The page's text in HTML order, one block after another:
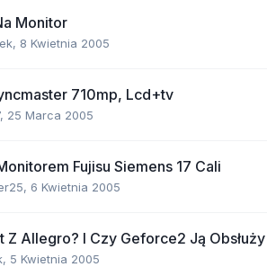
Monitor
, 8 Kwietnia 2005
710mp, Lcd+tv
, 25 Marca 2005
Fujisu Siemens 17 Cali
, 6 Kwietnia 2005
Z Allegro? I Czy Geforce2 Ją Obsłuży
, 5 Kwietnia 2005